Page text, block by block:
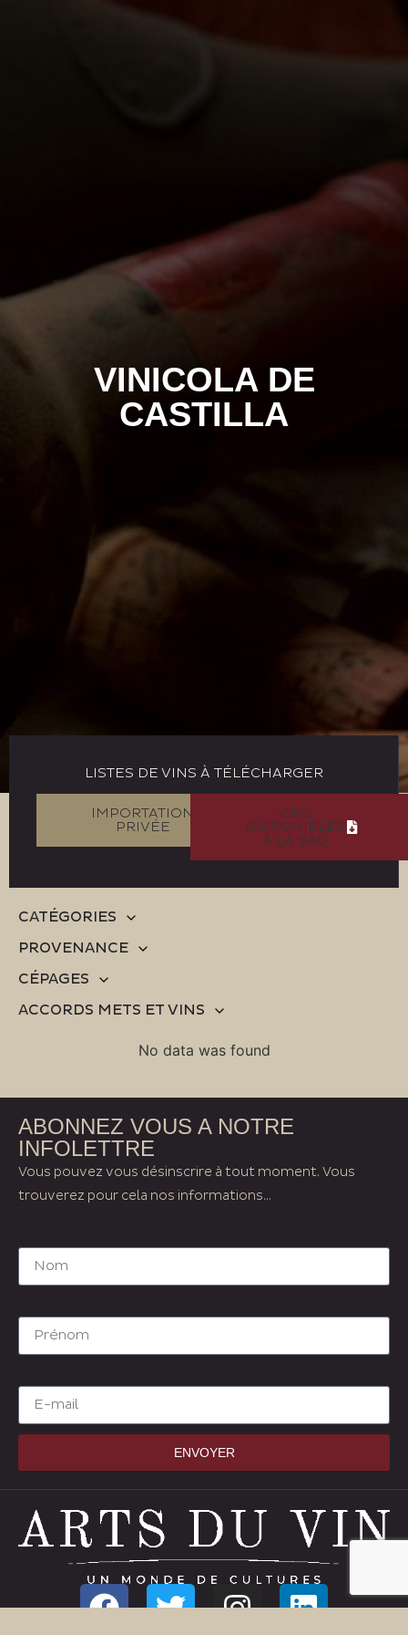
VINICOLA DE
CASTILLA
LISTES DE VINS À TÉLÉCHARGER
IMPORTATION
PRIVÉE
VINS
DISPONIBLES
À LA SAQ
CATÉGORIES
PROVENANCE
CÉPAGES
ACCORDS METS ET VINS
No data was found
ABONNEZ VOUS A NOTRE
INFOLETTRE
Vous pouvez vous désinscrire à tout moment. Vous
trouverez pour cela nos informations...
ENVOYER